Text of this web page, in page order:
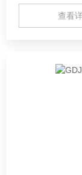
试验*设备。
查看